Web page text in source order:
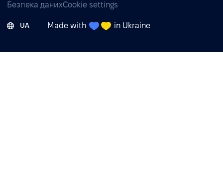
Безпека данихCookie settings
UA Made with in Ukraine